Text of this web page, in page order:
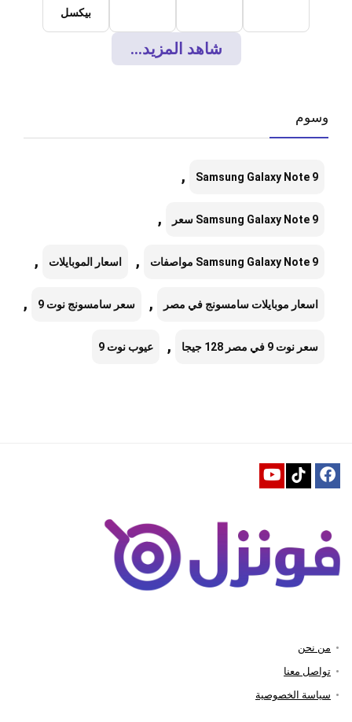
بيكسل
شاهد المزيد...
وسوم
Samsung Galaxy Note 9
,
Samsung Galaxy Note 9 سعر ,
Samsung Galaxy Note 9 مواصفات , اسعار الموبايلات ,
اسعار موبايلات سامسونج في مصر , سعر سامسونج نوت 9 ,
سعر نوت 9 في مصر 128 جيجا , عيوب نوت 9
من نحن
تواصل معنا
سياسة الخصوصية